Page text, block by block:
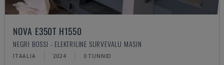
NOVA E350T H1550
NEGRI BOSSI - ELEKTRILINE SURVEVALU MASIN
ITAALIA 2024 0 TUNNID